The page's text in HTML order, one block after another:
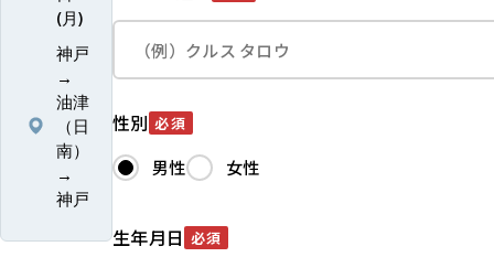
(月)
神戸
→
油津
（日
南）
→
神戸
性別 必須
男性 女性
生年月日 必須